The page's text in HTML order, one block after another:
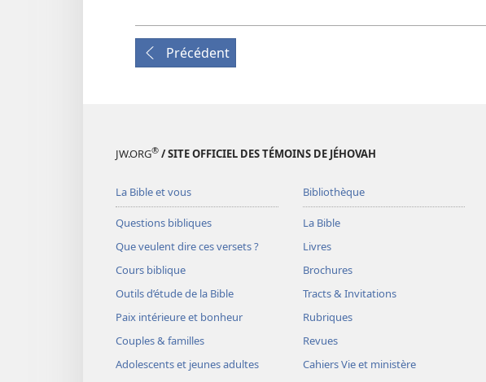
Précédent
JW.ORG® / SITE OFFICIEL DES TÉMOINS DE JÉHOVAH
La Bible et vous
Questions bibliques
Que veulent dire ces versets ?
Cours biblique
Outils d’étude de la Bible
Paix intérieure et bonheur
Couples & familles
Adolescents et jeunes adultes
Bibliothèque
La Bible
Livres
Brochures
Tracts & Invitations
Rubriques
Revues
Cahiers Vie et ministère